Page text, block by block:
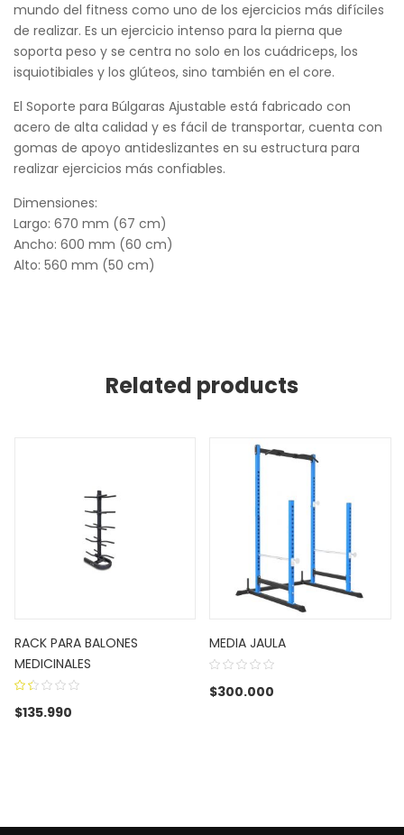
mundo del fitness como uno de los ejercicios más difíciles
de realizar. Es un ejercicio intenso para la pierna que
soporta peso y se centra no solo en los cuádriceps, los
isquiotibiales y los glúteos, sino también en el core.
El Soporte para Búlgaras Ajustable está fabricado con
acero de alta calidad y es fácil de transportar, cuenta con
gomas de apoyo antideslizantes en su estructura para
realizar ejercicios más confiables.
Dimensiones:
Largo: 670 mm (67 cm)
Ancho: 600 mm (60 cm)
Alto: 560 mm (50 cm)
Related products
RACK PARA BALONES
MEDICINALES
1.38
$135.990
MEDIA JAULA
$300.000